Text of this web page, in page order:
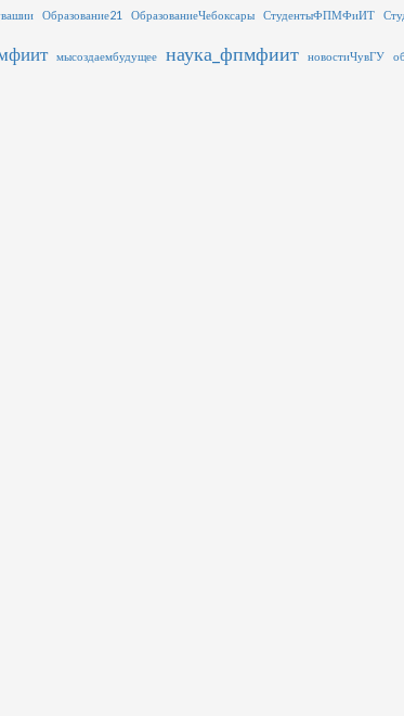
Образование21 ОбразованиеЧебоксары СтудентыФПМФиИТ
мысоздаембудущее наука_фпмфиит новостиЧувГУ